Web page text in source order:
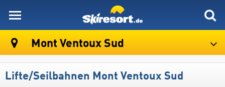
Mont Ventoux Sud
Lifte/Seilbahnen Mont Ventoux Sud